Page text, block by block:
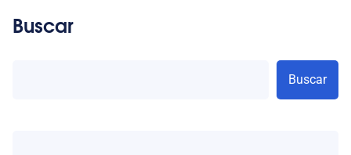
Buscar
Buscar